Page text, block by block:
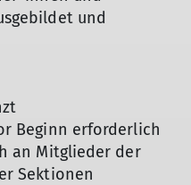
und
Beginn erforderlich
an Mitglieder der
Sektionen